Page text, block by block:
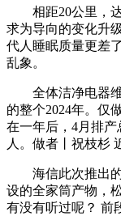
相距20公里，达
求为导向的变化升
代人睡眠质量更差
乱象。
全体洁净电器维
的整个2024年。仅
在一年后，4月排
人。做者丨祝枝杉
海信此次推出的
设的全家筒产物，
有没有听过呢？ 前